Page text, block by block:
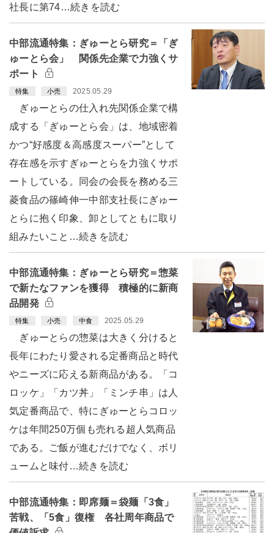
社長に第74…続きを読む
中部流通特集：ぎゅーとら研究＝「ぎ
ゅーとら会」 関係先企業で力強くサ
ポート
特集 小売 2025.05.29
ぎゅーとらの仕入れ先関係企業で構
成する「ぎゅーとら会」は、地域密着
かつ“好感度＆高感度スーパー”として
存在感を示すぎゅーとらを力強くサポ
ートしている。同会の会長を務める三
菱食品の篠崎伸一中部支社長にぎゅー
とらに抱く印象、卸としてともに取り
組みたいこと…続きを読む
中部流通特集：ぎゅーとら研究＝惣菜
で新たなファンを獲得 積極的に新商
品開発
特集 小売 中食 2025.05.29
ぎゅーとらの惣菜は大きく分けると
長年にわたり愛される定番商品と時代
やニーズに応える新商品がある。「コ
ロッケ」「カツ丼」「ミンチ串」は人
気定番商品で、特にぎゅーとらコロッ
ケは年間250万個も売れる超人気商品
である。ご飯が進むだけでなく、ボリ
ュームと味付…続きを読む
中部流通特集：即席麺＝袋麺「3食」
苦戦、「5食」復権 各社周年商品で